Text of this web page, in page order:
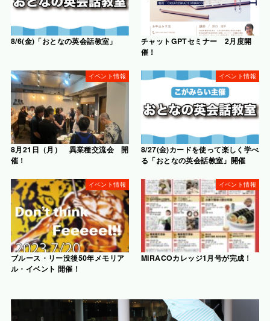
8/6(金)「おとなの英会話教室」
チャットGPTセミナー 2月度開
催！
イベント情報
8月21日（月） 異業種交流会 開
催！
イベント情報
8/27(金)カードを使って楽しく学べ
る「おとなの英会話教室」開催
イベント情報
ブルース・リー没後50年メモリア
ル・イベント 開催！
イベント情報
MIRACOカレッジ1月号が完成！